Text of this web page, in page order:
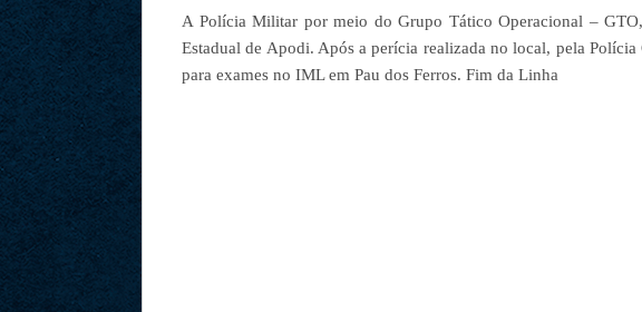
A Polícia Militar por meio do Grupo Tático Operacional –
Estadual de Apodi. Após a perícia realizada no local, pela
para exames no IML em Pau dos Ferros. Fim da Linha